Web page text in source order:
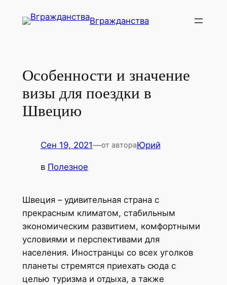
Вгражданства
Особенности и значение
визы для поездки в
Швецию
Сен 19, 2021—от автораЮрий
в Полезное
Швеция – удивительная страна с
прекрасным климатом, стабильным
экономическим развитием, комфортными
условиями и перспективами для
населения. Иностранцы со всех уголков
планеты стремятся приехать сюда с
целью туризма и отдыха, а также